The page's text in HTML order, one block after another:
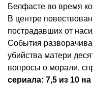
Белфасте во время
В центре
пострадавших от
События
убийства матери
вопросы о морали,
сериала: 7,5 из 10